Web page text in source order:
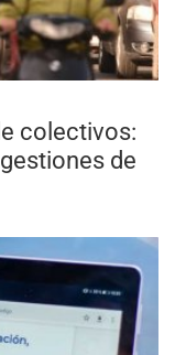
colectivos:
de